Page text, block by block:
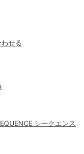
シークエンス
せる